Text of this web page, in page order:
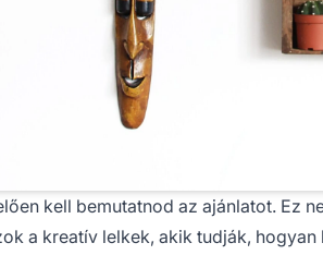
kell bemutatnod az ajánlatot. Ez
a kreatív lelkek, akik tudják,